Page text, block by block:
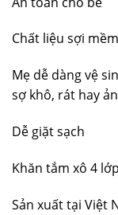
Chất liệu sợi
Mẹ dễ dàng vệ
sợ khô, rát hay
Dễ giặt sạch
Khăn tắm xô 4
Sản xuất tại Việt